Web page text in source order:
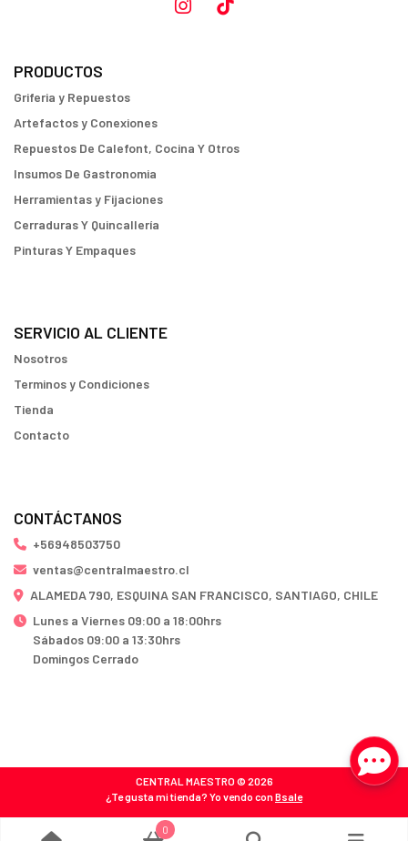
PRODUCTOS
Griferia y Repuestos
Artefactos y Conexiones
Repuestos De Calefont, Cocina Y Otros
Insumos De Gastronomia
Herramientas y Fijaciones
Cerraduras Y Quincallería
Pinturas Y Empaques
SERVICIO AL CLIENTE
Nosotros
Terminos y Condiciones
Tienda
Contacto
CONTÁCTANOS
+56948503750
ventas@centralmaestro.cl
ALAMEDA 790, ESQUINA SAN FRANCISCO, SANTIAGO, CHILE
Lunes a Viernes 09:00 a 18:00hrs
Sábados 09:00 a 13:30hrs
Domingos Cerrado
CENTRAL MAESTRO © 2026
¿Te gusta mi tienda? Yo vendo conBsale
0